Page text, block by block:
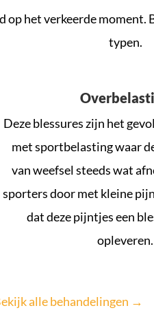
op het verkeerde
typen.
Deze blessures zijn het
met sportbelasting waar
van weefsel steeds wat
sporters door met kleine
dat deze pijntjes een
opleveren.
alle behandelingen →